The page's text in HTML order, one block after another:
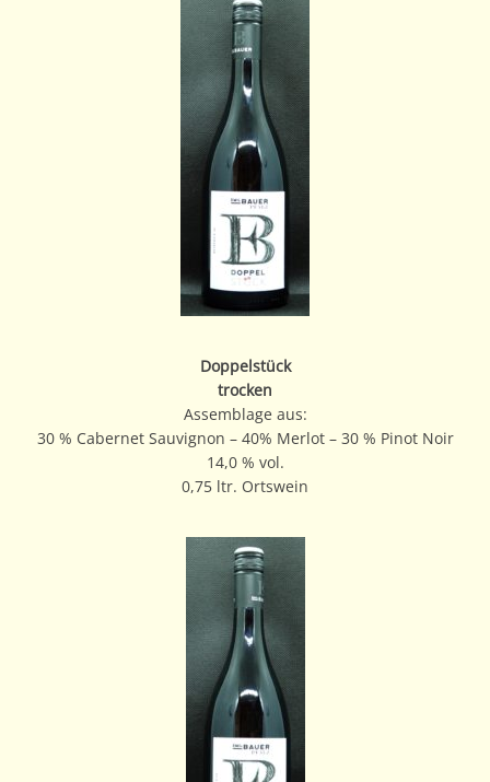
Doppelstück
trocken
Assemblage aus:
30 % Cabernet Sauvignon – 40% Merlot – 30 % Pinot Noir
14,0 % vol.
0,75 ltr. Ortswein